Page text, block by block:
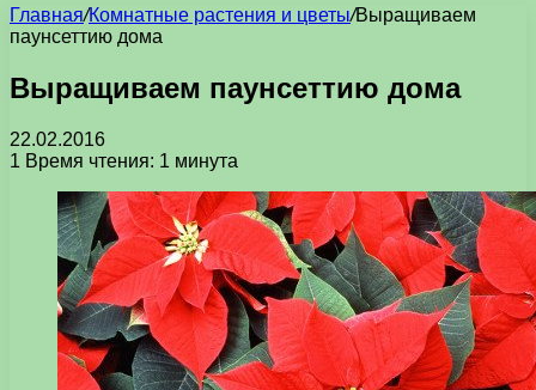
Главная/Комнатные растения и цветы/Выращиваем
паунсеттию дома
Выращиваем паунсеттию дома
22.02.2016
1 Время чтения: 1 минута